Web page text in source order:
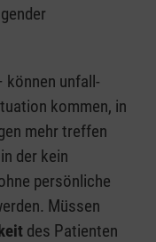
können unfall-
kommen, in
mehr treffen
der kein
persönliche
Müssen
des Patienten